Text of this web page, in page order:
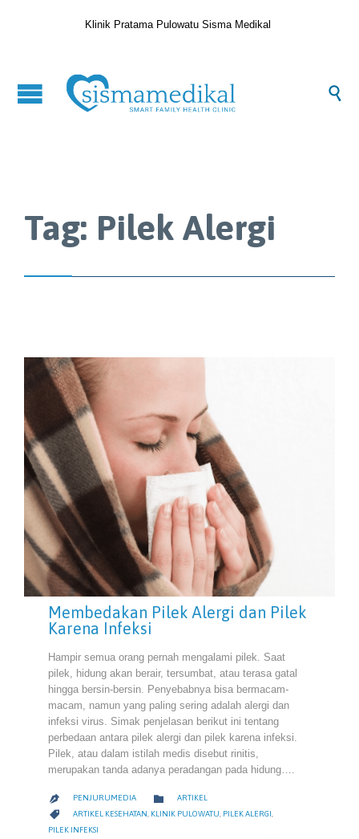
Klinik Pratama Pulowatu Sisma Medikal

Tag: Pilek Alergi
Membedakan Pilek Alergi dan Pilek
Karena Infeksi
Hampir semua orang pernah mengalami pilek. Saat
pilek, hidung akan berair, tersumbat, atau terasa gatal
hingga bersin-bersin. Penyebabnya bisa bermacam-
macam, namun yang paling sering adalah alergi dan
infeksi virus. Simak penjelasan berikut ini tentang
perbedaan antara pilek alergi dan pilek karena infeksi.
Pilek, atau dalam istilah medis disebut rinitis,
merupakan tanda adanya peradangan pada hidung….
 PENJURUMEDIA  CATEGORY
ARTIKEL
 CATEGORY
ARTIKEL KESEHATAN, KLINIK PULOWATU, PILEK ALERGI ,
PILEK INFEKSI